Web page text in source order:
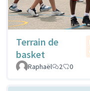
Terrain de
basket
Raphaël
2 0